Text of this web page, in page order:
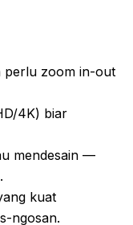
perlu zoom in-out
4K) biar
mendesain —
kuat
ngosan.